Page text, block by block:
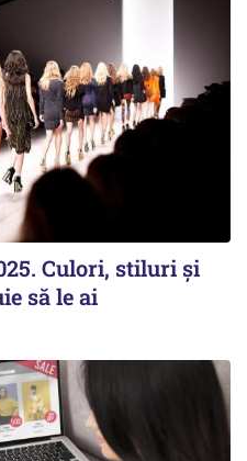
Culori, stiluri și
să le ai